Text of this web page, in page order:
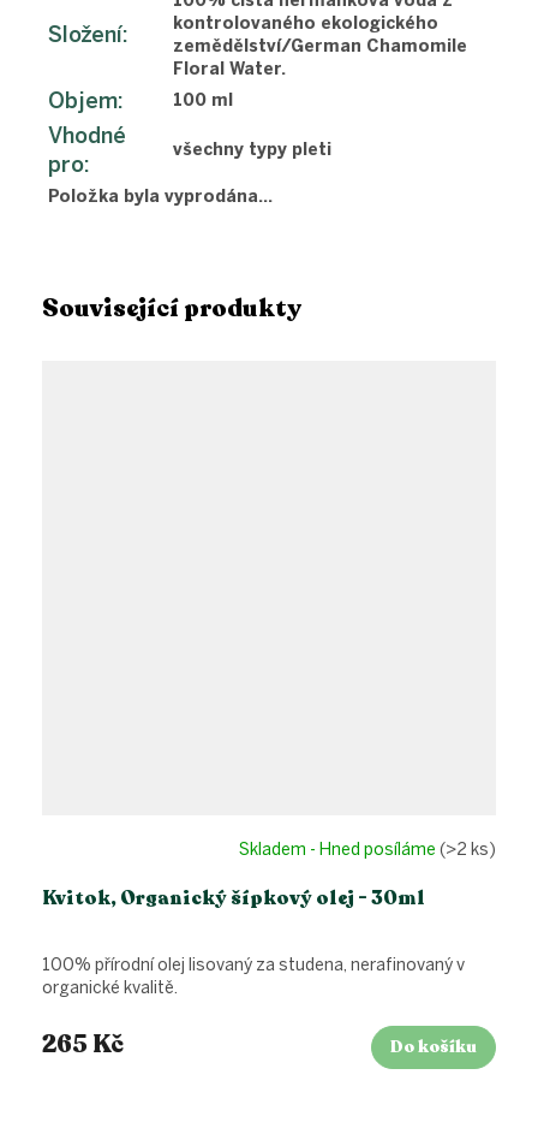
Související produkty
Kvitok, Organický šípkový olej - 30ml
Skladem - Hned posíláme (>2 ks)
265 Kč Do košíku
100% přírodní olej lisovaný za studena, nerafinovaný v
organické kvalitě.
Složení:
kontrolovaného ekologického
zemědělství/German Chamomile
Floral Water.
Objem: 100 ml
Vhodné
pro:
všechny typy pleti
Položka byla vyprodána…